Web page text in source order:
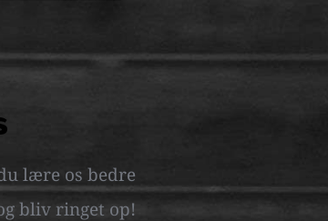
lære os bedre
bliv ringet op!